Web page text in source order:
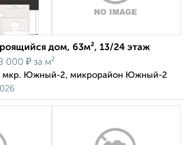
дом, 63м², 13/24 этаж
000 ₽ за м²
мкр. Южный-2, микрорайон Южный-2